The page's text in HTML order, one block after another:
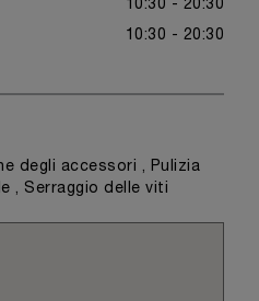
10:30 - 20:30
10:30 - 20:30
degli accessori , Pulizia
, Serraggio delle viti